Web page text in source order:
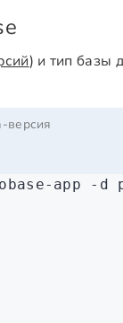
) и тип базы
версия
app -d